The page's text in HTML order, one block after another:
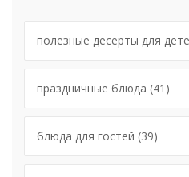
полезные десерты для
праздничные блюда (41)
блюда для гостей (39)